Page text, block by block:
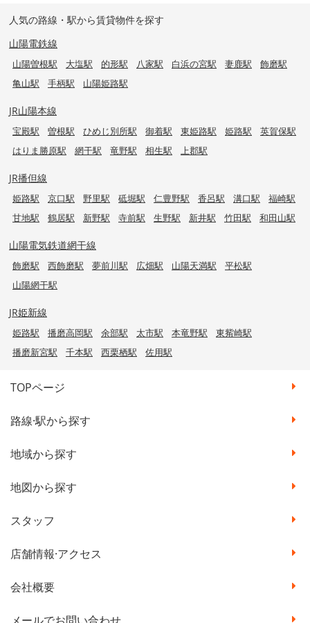
人気の路線・駅から賃貸物件を探す
山陽電鉄線
山陽曽根駅 大塩駅 的形駅 八家駅 白浜の宮駅 妻鹿駅
飾磨駅
亀山駅
手柄駅 山陽姫路駅
JR山陽本線
宝殿駅 曽根駅 ひめじ別所駅 御着駅 東姫路駅 姫路駅
英賀保駅
はりま勝原駅
網干駅 竜野駅 相生駅 上郡駅
JR播但線
姫路駅 京口駅 野里駅 砥堀駅 仁豊野駅 香呂駅 溝口駅
福崎駅
甘地駅
鶴居駅 新野駅 寺前駅 生野駅 新井駅 竹田駅 和田山駅
山陽電気鉄道網干線
飾磨駅 西飾磨駅 夢前川駅 広畑駅 山陽天満駅
平松駅
山陽網干駅
JR姫新線
姫路駅 播磨高岡駅 余部駅 太市駅 本竜野駅
東觜崎駅
播磨新宮駅
千本駅 西栗栖駅 佐用駅
TOPページ
路線·駅から探す
地域から探す
地図から探す
スタッフ
店舗情報·アクセス
会社概要